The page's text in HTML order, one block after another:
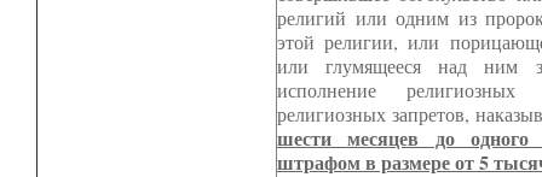
религий или одним из
этой религии, или
или глумящееся над ним
исполнение
религиозных запретов,
шести месяцев до
штрафом в размере от 5